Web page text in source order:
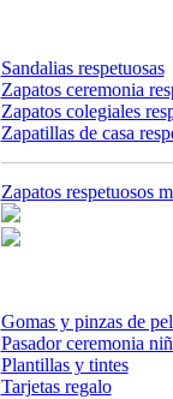
Sandalias respetuosas
Zapatos ceremonia
Zapatos colegiales
Zapatillas de casa
Zapatos respetuosos
Gomas y pinzas de
Pasador ceremonia
Plantillas y tintes
Tarjetas regalo